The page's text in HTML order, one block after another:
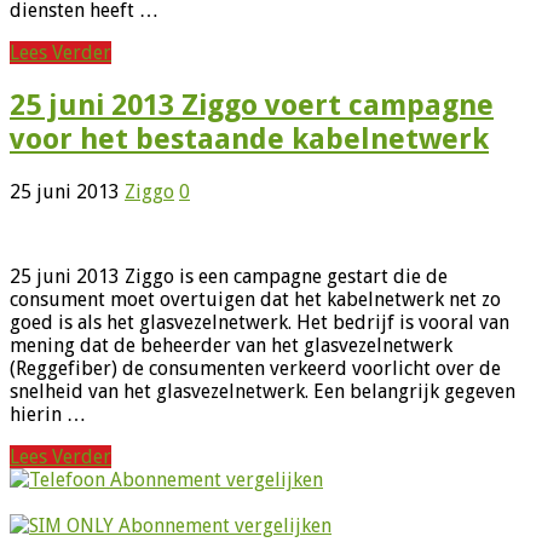
diensten heeft …
Lees Verder
25 juni 2013 Ziggo voert campagne
voor het bestaande kabelnetwerk
25 juni 2013 Ziggo 0
25 juni 2013 Ziggo is een campagne gestart die de
consument moet overtuigen dat het kabelnetwerk net zo
goed is als het glasvezelnetwerk. Het bedrijf is vooral van
mening dat de beheerder van het glasvezelnetwerk
(Reggefiber) de consumenten verkeerd voorlicht over de
snelheid van het glasvezelnetwerk. Een belangrijk gegeven
hierin …
Lees Verder